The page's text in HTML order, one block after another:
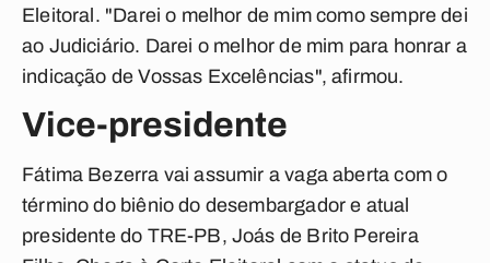
Eleitoral. "Darei o melhor de mim como sempre dei
ao Judiciário. Darei o melhor de mim para honrar a
indicação de Vossas Excelências", afirmou.
Vice-presidente
Fátima Bezerra vai assumir a vaga aberta com o
término do biênio do desembargador e atual
presidente do TRE-PB, Joás de Brito Pereira